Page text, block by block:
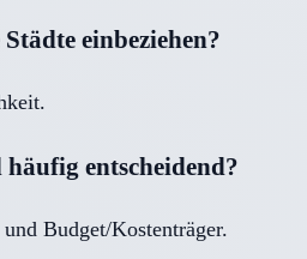
einbeziehen?
entscheidend?
Budget/Kostenträger.